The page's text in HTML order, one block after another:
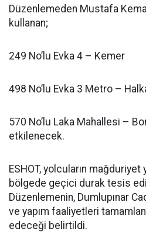
Düzenlemeden Mustafa
kullanan;
249 No’lu Evka 4 – Kemer
498 No’lu Evka 3 Metro –
570 No’lu Laka Mahallesi –
etkilenecek.
ESHOT, yolcuların mağduriyet
bölgede geçici durak tesis
Düzenlemenin, Dumlupınar
ve yapım faaliyetleri
edeceği belirtildi.